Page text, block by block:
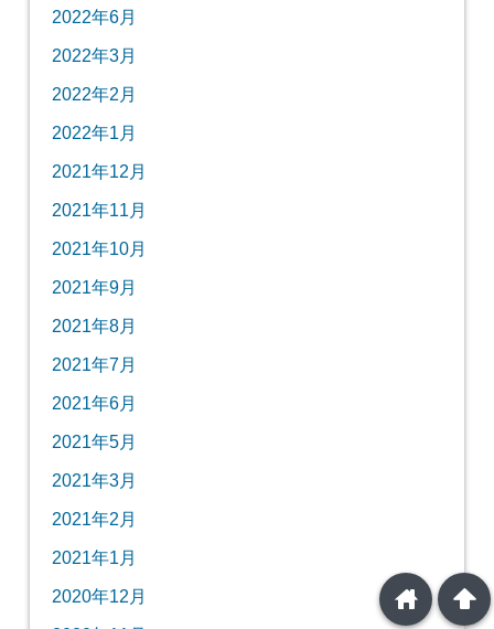
2022年6月
2022年3月
2022年2月
2022年1月
2021年12月
2021年11月
2021年10月
2021年9月
2021年8月
2021年7月
2021年6月
2021年5月
2021年3月
2021年2月
2021年1月
2020年12月
arrowup
home